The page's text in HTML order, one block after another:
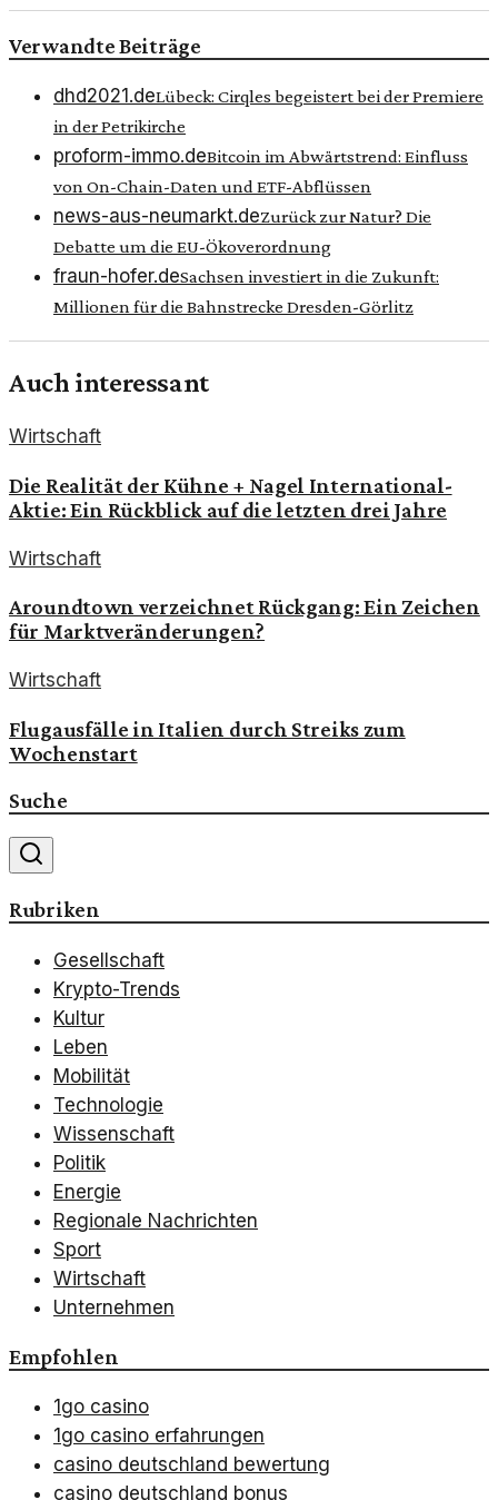
Verwandte Beiträge
dhd2021.deLübeck: Cirqles begeistert bei der Premiere
in der Petrikirche
proform-immo.deBitcoin im Abwärtstrend: Einfluss
von On-Chain-Daten und ETF-Abflüssen
news-aus-neumarkt.deZurück zur Natur? Die
Debatte um die EU-Ökoverordnung
fraun-hofer.deSachsen investiert in die Zukunft:
Millionen für die Bahnstrecke Dresden-Görlitz
Auch interessant
Wirtschaft
Die Realität der Kühne + Nagel International-
Aktie: Ein Rückblick auf die letzten drei Jahre
Wirtschaft
Aroundtown verzeichnet Rückgang: Ein Zeichen
für Marktveränderungen?
Wirtschaft
Flugausfälle in Italien durch Streiks zum
Wochenstart
Suche
Rubriken
Gesellschaft
Krypto-Trends
Kultur
Leben
Mobilität
Technologie
Wissenschaft
Politik
Energie
Regionale Nachrichten
Sport
Wirtschaft
Unternehmen
Empfohlen
1go casino
1go casino erfahrungen
casino deutschland bewertung
casino deutschland bonus